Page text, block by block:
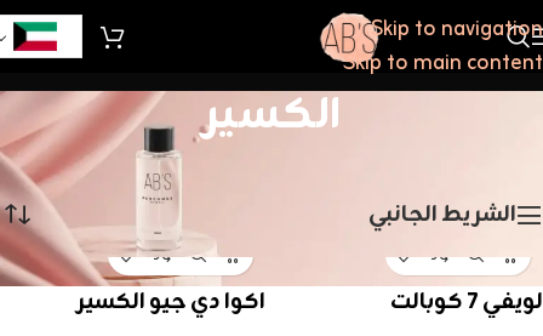
Skip to navigation
Skip to main content
الكسير
عرض ⁦2⁩ من كل النتائج
الشريط الجانبي
لويفي ٧ كوبالت
اكوا دي جيو الكسير